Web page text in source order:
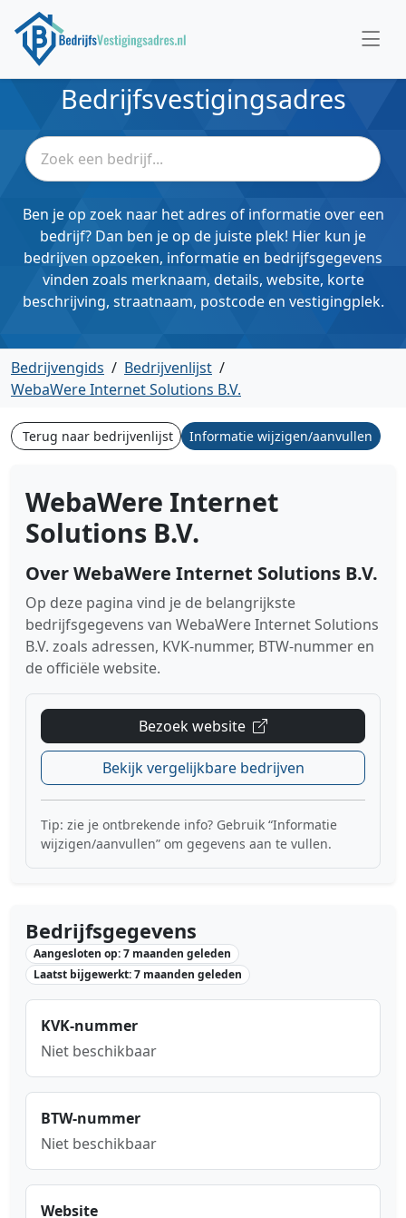
Bedrijfsvestigingsadres
Ben je op zoek naar het adres of informatie over een
bedrijf? Dan ben je op de juiste plek! Hier kun je
bedrijven opzoeken, informatie en bedrijfsgegevens
vinden zoals merknaam, details, website, korte
beschrijving, straatnaam, postcode en vestigingplek.
Bedrijvengids / Bedrijvenlijst /
WebaWere Internet Solutions B.V.
Terug naar bedrijvenlijst Informatie wijzigen/aanvullen
WebaWere Internet
Solutions B.V.
Over WebaWere Internet Solutions B.V.
Op deze pagina vind je de belangrijkste
bedrijfsgegevens van WebaWere Internet Solutions
B.V. zoals adressen, KVK-nummer, BTW-nummer en
de officiële website.
Bezoek website
Bekijk vergelijkbare bedrijven
Tip: zie je ontbrekende info? Gebruik “Informatie
wijzigen/aanvullen” om gegevens aan te vullen.
Bedrijfsgegevens
Aangesloten op: 7 maanden geleden
Laatst bijgewerkt: 7 maanden geleden
KVK-nummer
Niet beschikbaar
BTW-nummer
Niet beschikbaar
Website